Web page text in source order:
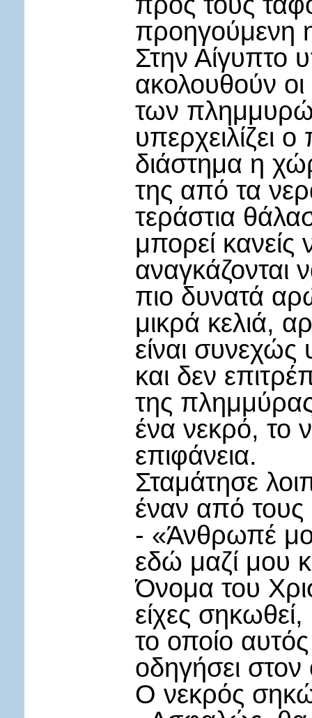
προηγούμενη
Στην Αίγυπτο
ακολουθούν οι
των
υπερχειλίζει
διάστημα η
της από τα
τεράστια
μπορεί κανείς
αναγκάζονται
πιο δυνατά
μικρά κελιά,
είναι
και δεν
της πλημμύρας
ένα νεκρό, το
επιφάνεια.
Σταμάτησε
έναν από τους
- «Άνθρωπέ
εδώ μαζί μου
Όνομα του
είχες
το οποίο
οδηγήσει
Ο νεκρός